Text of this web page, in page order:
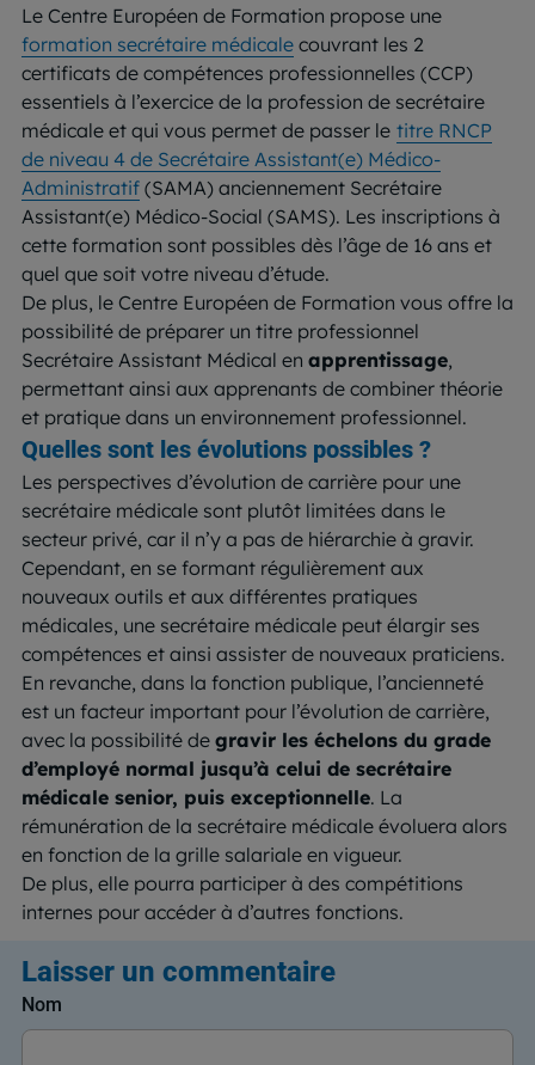
Le Centre Européen de Formation propose une
formation secrétaire médicale couvrant les 2
certificats de compétences professionnelles (CCP)
essentiels à l’exercice de la profession de secrétaire
médicale et qui vous permet de passer le titre RNCP
de niveau 4 de Secrétaire Assistant(e) Médico-
Administratif (SAMA) anciennement Secrétaire
Assistant(e) Médico-Social (SAMS). Les inscriptions à
cette formation sont possibles dès l’âge de 16 ans et
quel que soit votre niveau d’étude.
De plus, le Centre Européen de Formation vous offre la
possibilité de préparer un titre professionnel
Secrétaire Assistant Médical en apprentissage,
permettant ainsi aux apprenants de combiner théorie
et pratique dans un environnement professionnel.
Quelles sont les évolutions possibles ?
Les perspectives d’évolution de carrière pour une
secrétaire médicale sont plutôt limitées dans le
secteur privé, car il n’y a pas de hiérarchie à gravir.
Cependant, en se formant régulièrement aux
nouveaux outils et aux différentes pratiques
médicales, une secrétaire médicale peut élargir ses
compétences et ainsi assister de nouveaux praticiens.
En revanche, dans la fonction publique, l’ancienneté
est un facteur important pour l’évolution de carrière,
avec la possibilité de gravir les échelons du grade
d’employé normal jusqu’à celui de secrétaire
médicale senior, puis exceptionnelle. La
rémunération de la secrétaire médicale évoluera alors
en fonction de la grille salariale en vigueur.
De plus, elle pourra participer à des compétitions
internes pour accéder à d’autres fonctions.
Laisser un commentaire
Nom